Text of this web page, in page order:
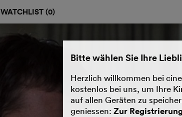
WATCHLIST (0)
Bitte wählen Sie Ihre
Herzlich willkommen bei
kostenlos bei uns, um Ihre
auf allen Geräten zu
geniessen: Zur Registrierung